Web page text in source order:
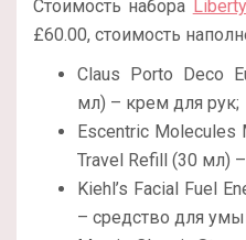
Стоимость набора
£60.00, стоимость
Claus Porto Deco
мл) – крем для рук;
Escentric Molecules
Travel Refill (30 мл)
Kiehl’s Facial Fuel
– средство для